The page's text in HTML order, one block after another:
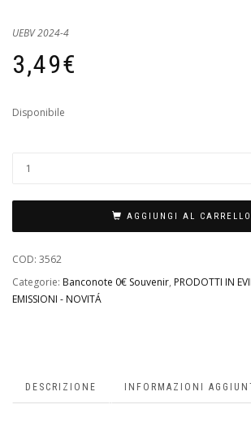
UEBV 2024-4
3,49€
Disponibile
AGGIUNGI AL CARRELLO
COD: 3562
Categorie: Banconote 0€ Souvenir, PRODOTTI IN
EMISSIONI - NOVITÁ
DESCRIZIONE INFORMAZIONI